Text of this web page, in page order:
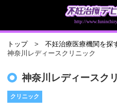
http://
トップ 不妊治療医療機関を探
神奈川レディースクリニック
神奈川レディースク
クリニック